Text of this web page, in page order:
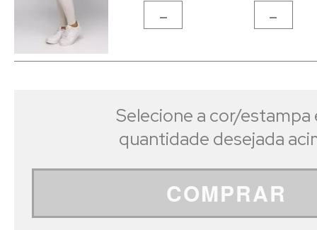
- -
Selecione a cor/estampa
quantidade desejada
COMPRAR